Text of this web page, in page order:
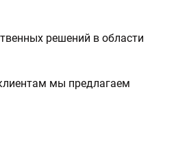
решений в области
мы предлагаем